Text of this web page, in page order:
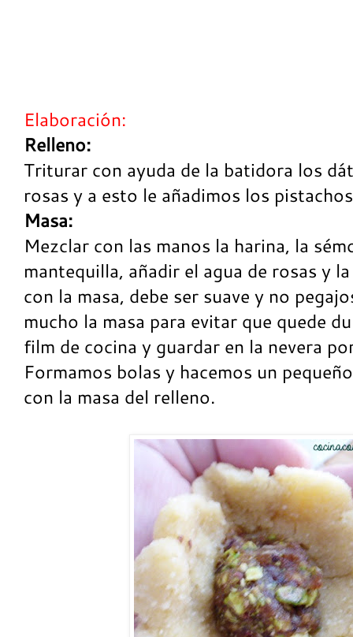
Elaboración:
Relleno:
Triturar con ayuda de la batidora los
rosas y a esto le añadimos los
Masa:
Mezclar con las manos la harina, la
mantequilla, añadir el agua de rosas y
con la masa, debe ser suave y no
mucho la masa para evitar que quede
film de cocina y guardar en la nevera
Formamos bolas y hacemos un
con la masa del relleno.